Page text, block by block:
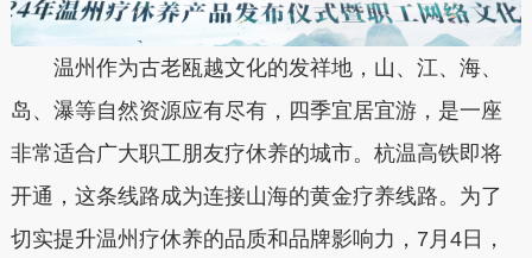
温州作为古老瓯越文化的发祥地，山、江、海、
岛、瀑等自然资源应有尽有，四季宜居宜游，是一座
非常适合广大职工朋友疗休养的城市。杭温高铁即将
开通，这条线路成为连接山海的黄金疗养线路。为了
切实提升温州疗休养的品质和品牌影响力，7月4日，